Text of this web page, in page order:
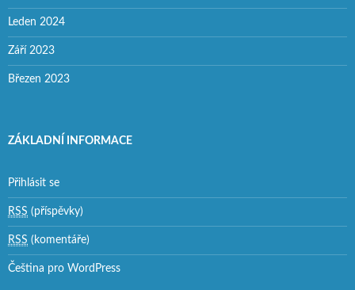
Leden 2024
Září 2023
Březen 2023
ZÁKLADNÍ INFORMACE
Přihlásit se
RSS (příspěvky)
RSS (komentáře)
Čeština pro WordPress